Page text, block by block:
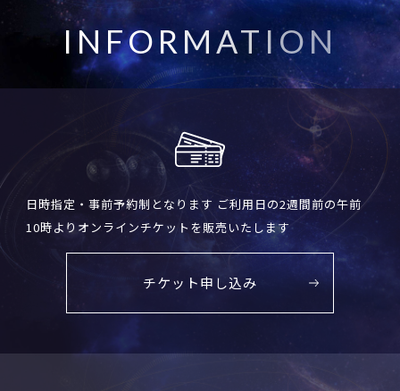
IN FO R MATI ON
日時指定・事前予約制となります ご利用日の2週間前の午前
10時よりオンラインチケットを販売いたします
チケット申し込み